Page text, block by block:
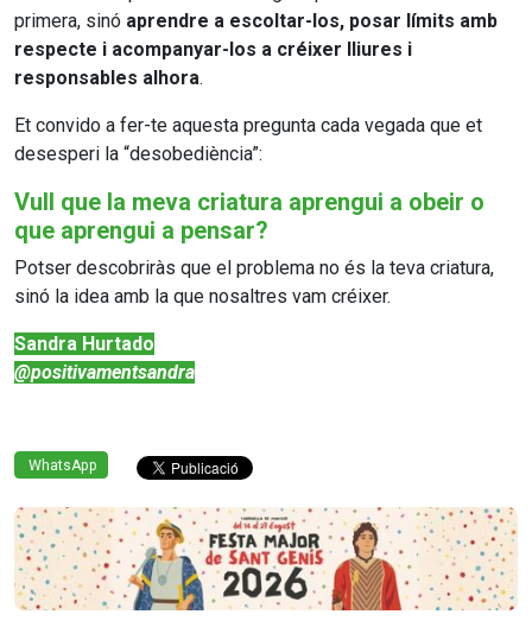
primera, sinó aprendre a escoltar-los, posar límits amb
respecte i acompanyar-los a créixer lliures i
responsables alhora.
Et convido a fer-te aquesta pregunta cada vegada que et
desesperi la “desobediència”:
Vull que la meva criatura aprengui a obeir o
que aprengui a pensar?
Potser descobriràs que el problema no és la teva criatura,
sinó la idea amb la que nosaltres vam créixer.
Sandra Hurtado
@positivamentsandra
WhatsApp